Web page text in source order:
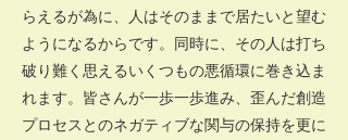
らえるが為に、人はそのままで居たいと望む
ようになるからです。同時に、その人は打ち
破り難く思えるいくつもの悪循環に巻き込ま
れます。皆さんが一歩一歩進み、歪んだ創造
プロセスとのネガティブな関与の保持を更に